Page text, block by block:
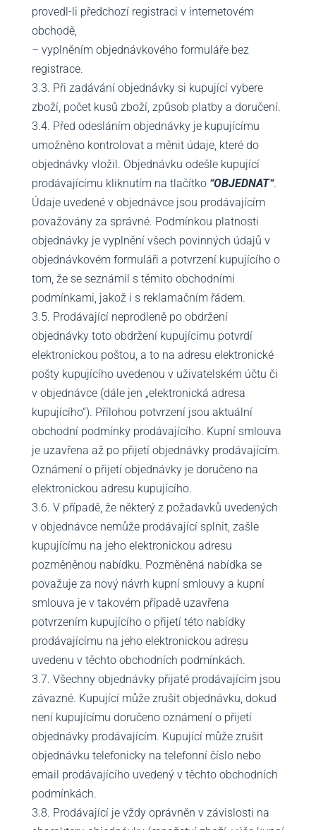
provedl-li předchozí registraci v internetovém
obchodě,
– vyplněním objednávkového formuláře bez
registrace.
3.3. Při zadávání objednávky si kupující vybere
zboží, počet kusů zboží, způsob platby a doručení.
3.4. Před odesláním objednávky je kupujícímu
umožněno kontrolovat a měnit údaje, které do
objednávky vložil. Objednávku odešle kupující
prodávajícímu kliknutím na tlačítko “OBJEDNAT“.
Údaje uvedené v objednávce jsou prodávajícím
považovány za správné. Podmínkou platnosti
objednávky je vyplnění všech povinných údajů v
objednávkovém formuláři a potvrzení kupujícího o
tom, že se seznámil s těmito obchodními
podmínkami, jakož i s reklamačním řádem.
3.5. Prodávající neprodleně po obdržení
objednávky toto obdržení kupujícímu potvrdí
elektronickou poštou, a to na adresu elektronické
pošty kupujícího uvedenou v uživatelském účtu či
v objednávce (dále jen „elektronická adresa
kupujícího“). Přílohou potvrzení jsou aktuální
obchodní podmínky prodávajícího. Kupní smlouva
je uzavřena až po přijetí objednávky prodávajícím.
Oznámení o přijetí objednávky je doručeno na
elektronickou adresu kupujícího.
3.6. V případě, že některý z požadavků uvedených
v objednávce nemůže prodávající splnit, zašle
kupujícímu na jeho elektronickou adresu
pozměněnou nabídku. Pozměněná nabídka se
považuje za nový návrh kupní smlouvy a kupní
smlouva je v takovém případě uzavřena
potvrzením kupujícího o přijetí této nabídky
prodávajícímu na jeho elektronickou adresu
uvedenu v těchto obchodních podmínkách.
3.7. Všechny objednávky přijaté prodávajícím jsou
závazné. Kupující může zrušit objednávku, dokud
není kupujícímu doručeno oznámení o přijetí
objednávky prodávajícím. Kupující může zrušit
objednávku telefonicky na telefonní číslo nebo
email prodávajícího uvedený v těchto obchodních
podmínkách.
3.8. Prodávající je vždy oprávněn v závislosti na